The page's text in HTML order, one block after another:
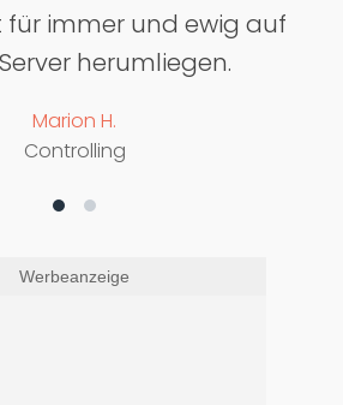
für immer und ewig auf
herumliegen.
Marion H.
Controlling
Werbeanzeige